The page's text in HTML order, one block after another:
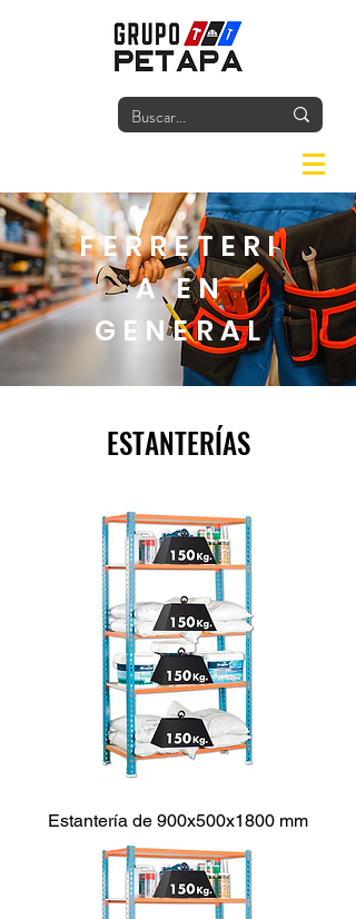
FERRETERI
A EN
GENERAL
ESTANTERÍAS
Estantería de 900x500x1800 mm